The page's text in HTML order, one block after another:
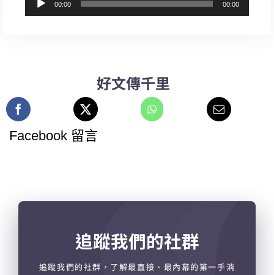
訊
00:00 00:00
好文傳千里
Facebook 留言
追蹤我們的社群
追蹤我們的社群，了解最直接、最內幕的第一手消